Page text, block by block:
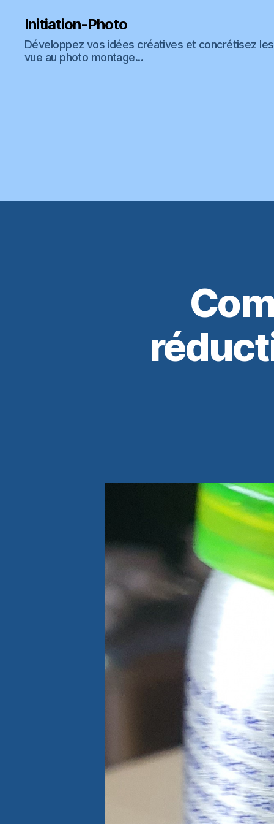
Initiation-Photo
Développez vos idées créatives et concrétisez
vue au photo montage...